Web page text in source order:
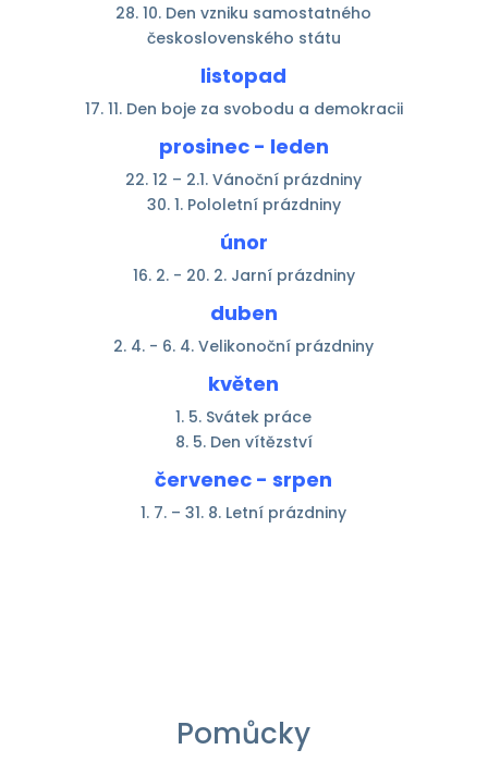
28. 10. Den vzniku samostatného
československého státu
listopad
17. 11. Den boje za svobodu a demokracii
prosinec - leden
22. 12 – 2.1. Vánoční prázdniny
30. 1. Pololetní prázdniny
únor
16. 2. - 20. 2. Jarní prázdniny
duben
2. 4. - 6. 4. Velikonoční prázdniny
květen
1. 5. Svátek práce
8. 5. Den vítězství
červenec - srpen
1. 7. – 31. 8. Letní prázdniny
Pomůcky